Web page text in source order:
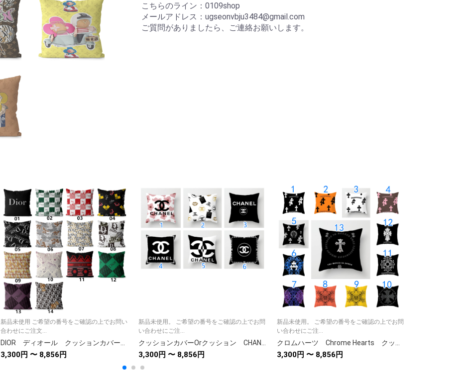
こちらのライン：0109shop
メールアドレス：ugseonvbju3484@gmail.com
ご質問がありましたら、ご連絡お願いします。
新品未使用 ご希望の番号をご確認の上でお問い
合わせにご注文...
DIOR ディオール クッションカバーOrクッション中材あり★人気カバー リネン生地ベルベット生地クッションカバー インテリア雑貨 14種類
3,300円 〜 8,856円
新品未使用。 ご希望の番号をご確認の上でお問
い合わせにご注...
クッションカバーOrクッション CHANEL/シャネル★人気クッション ベルベット/リネン生地カバー新居用品ソファー用品
3,300円 〜 8,856円
新品未使用。 ご希望の番号をご確認の上でお問
い合わせにご注...
クロムハーツ Chrome Hearts クッションカバー クッション 中身あり カバーリネン ベルベット ソファークッションインテリア 13色
3,300円 〜 8,856円